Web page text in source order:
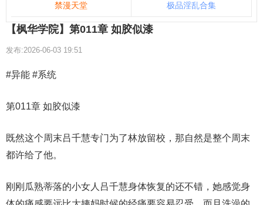
禁漫天堂 极品淫乱合集
【枫华学院】第011章 如胶似漆
发布:2026-06-03 19:51
#异能 #系统
第011章 如胶似漆
既然这个周末吕千慧专门为了林放留校，那自然是整个周末
都许给了他。
刚刚瓜熟蒂落的小女人吕千慧身体恢复的还不错，她感觉身